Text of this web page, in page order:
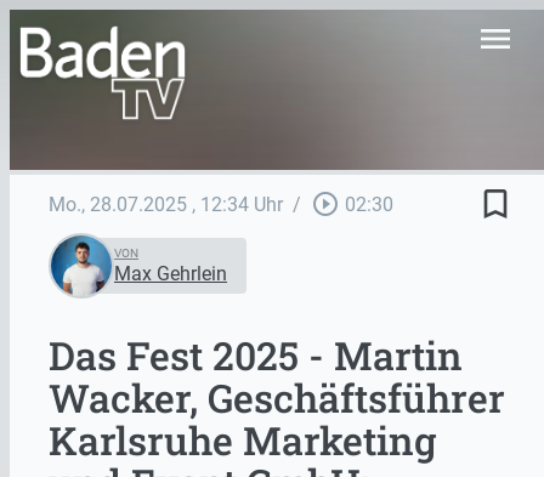
menu
Mo., 28.07.2025 , 12:34 Uhr / play_circle_outline 02:30 bookmark_border
VON
Max Gehrlein
Das Fest 2025 - Martin
Wacker, Geschäftsführer
Karlsruhe Marketing